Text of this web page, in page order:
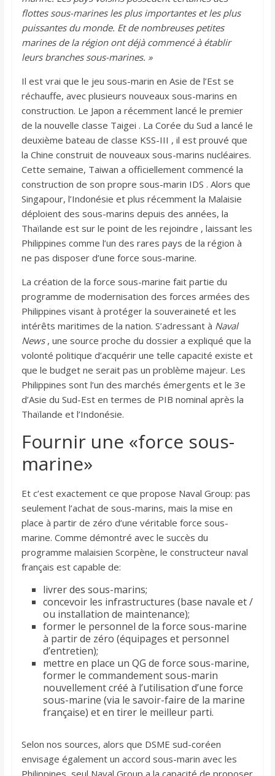
flottes sous-marines les plus importantes et les plus
puissantes du monde. Et de nombreuses petites
marines de la région ont déjà commencé à établir
leurs branches sous-marines. »
Il est vrai que le jeu sous-marin en Asie de l’Est se
réchauffe, avec plusieurs nouveaux sous-marins en
construction. Le Japon a récemment lancé le premier
de la nouvelle classe Taigei . La Corée du Sud a lancé le
deuxième bateau de classe KSS-III , il est prouvé que
la Chine construit de nouveaux sous-marins nucléaires.
Cette semaine, Taiwan a officiellement commencé la
construction de son propre sous-marin IDS . Alors que
Singapour, l’Indonésie et plus récemment la Malaisie
déploient des sous-marins depuis des années, la
Thaïlande est sur le point de les rejoindre , laissant les
Philippines comme l’un des rares pays de la région à
ne pas disposer d’une force sous-marine.
La création de la force sous-marine fait partie du
programme de modernisation des forces armées des
Philippines visant à protéger la souveraineté et les
intérêts maritimes de la nation. S’adressant à Naval
News, une source proche du dossier a expliqué que la
volonté politique d’acquérir une telle capacité existe et
que le budget ne serait pas un problème majeur. Les
Philippines sont l’un des marchés émergents et le 3e
d’Asie du Sud-Est en termes de PIB nominal après la
Thaïlande et l’Indonésie.
Fournir une «force sous-
marine»
Et c’est exactement ce que propose Naval Group: pas
seulement l’achat de sous-marins, mais la mise en
place à partir de zéro d’une véritable force sous-
marine. Comme démontré avec le succès du
programme malaisien Scorpène, le constructeur naval
français est capable de:
livrer des sous-marins;
concevoir les infrastructures (base navale et /
ou installation de maintenance);
former le personnel de la force sous-marine
à partir de zéro (équipages et personnel
d’entretien);
mettre en place un QG de force sous-marine,
former le commandement sous-marin
nouvellement créé à l’utilisation d’une force
sous-marine (via le savoir-faire de la marine
française) et en tirer le meilleur parti.
Selon nos sources, alors que DSME sud-coréen
envisage également un accord sous-marin avec les